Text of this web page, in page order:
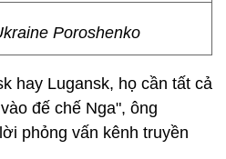
Poroshenko
hay Lugansk, họ cần tất cả
đế chế Nga", ông
phỏng vấn kênh truyền